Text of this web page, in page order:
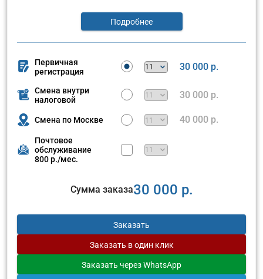
Подробнее
Первичная
регистрация
30 000 р.
Смена внутри
налоговой
30 000 р.
Смена по Москве 40 000 р.
Почтовое
обслуживание
800 р./мес.
Сумма заказа30 000 р.
Заказать
Заказать в один клик
Заказать через WhatsApp